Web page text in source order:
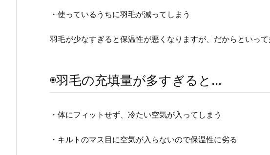
・使っているうちに羽毛が減ってしまう
羽毛が少なすぎると保温性が悪くなりますが、だからといって
◉羽毛の充填量が多すぎると…
・体にフィットせず、冷たい空気が入ってしまう
・キルトのマス目に空気が入らないので保温性に劣る